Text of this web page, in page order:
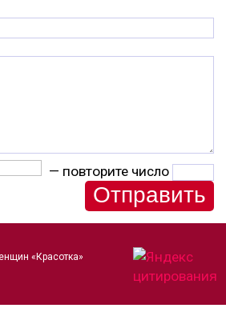
— повторите число
«Красотка»